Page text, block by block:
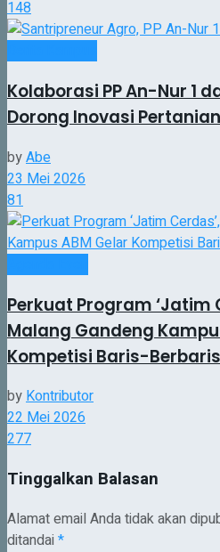
148
Kolaborasi PP An-Nur 1
Dorong Inovasi
byAbe
23 Mei 2026
81
Perkuat Program ‘Jatim
Malang Gandeng
Kompetisi Baris-
byKontributor
22 Mei 2026
277
Tinggalkan Balasan
Alamat email Anda tidak akan
ditandai *